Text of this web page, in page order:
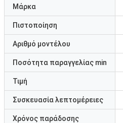
Μάρκα
Πιστοποίηση
Αριθμό μοντέλου
Ποσότητα παραγγελίας min
Τιμή
Συσκευασία λεπτομέρειες
Χρόνος παράδοσης